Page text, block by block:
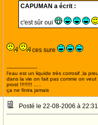
CAPUMAN a écrit :
c'est sûr oui
ces sure
--------------------
l'eau est un liquide très corrosif ,la
dans la vie on fait pas comme on
prost !!!!!!!! .....
ça ne finira jamais
Posté le 22-08-2006 à